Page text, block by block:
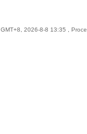
GMT+8, 2026-8-8 13:35 ,